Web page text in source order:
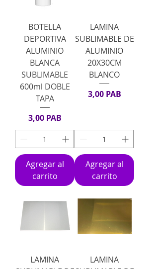
BOTELLA
DEPORTIVA
ALUMINIO
BLANCA
SUBLIMABLE
600ml DOBLE
TAPA
Precio
3,00 PAB
Agregar al
carrito
LAMINA
SUBLIMABLE DE
ALUMINIO
20X30CM
BLANCO
Precio
3,00 PAB
Agregar al
carrito
LAMINA
LAMINA